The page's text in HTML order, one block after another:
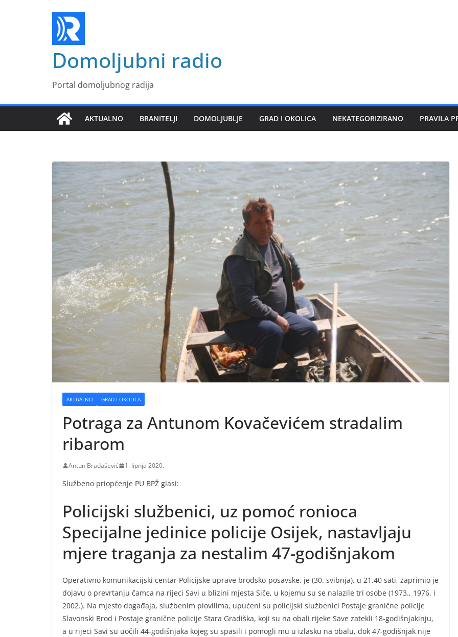
Domoljubni radio
Portal domoljubnog radija
AKTUALNO BRANITELJI DOMOLJUBLJE GRAD I OKOLICA NEKATEGORIZIRANO PRAVILA
AKTUALNO GRAD I OKOLICA
Potraga za Antunom Kovačevićem stradalim
ribarom
Antun Brađašević 1. lipnja 2020.
Službeno priopćenje PU BPŽ glasi:
Policijski službenici, uz pomoć ronioca
Specijalne jedinice policije Osijek, nastavljaju
mjere traganja za nestalim 47-godišnjakom
Operativno komunikacijski centar Policijske uprave brodsko-posavske, je (30. svibnja), u 21.40 sati, zaprimio je
dojavu o prevrtanju čamca na rijeci Savi u blizini mjesta Siče, u kojemu su se nalazile tri osobe (1973., 1976. i
2002.). Na mjesto događaja, službenim plovilima, upućeni su policijski službenici Postaje granične policije
Slavonski Brod i Postaje granične policije Stara Gradiška, koji su na obali rijeke Save zatekli 18-godišnjakinju,
a u rijeci Savi su uočili 44-godišnjaka kojeg su spasili i pomogli mu u izlasku na obalu, dok 47-godišnjak nije